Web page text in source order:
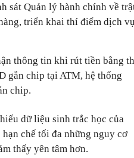
sát Quản lý hành chính về
triển khai thí điểm dịch vụ
thông tin khi rút tiền bằng
gắn chip tại ATM, hệ thống
chip.
dữ liệu sinh trắc học của
chế tối đa những nguy cơ
thấy yên tâm hơn.